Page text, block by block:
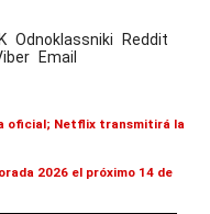
Odnoklassniki
Reddit
Email
oficial; Netflix transmitirá la
2026 el próximo 14 de